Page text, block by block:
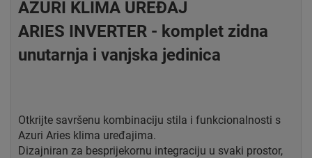
AZURI KLIMA UREĐAJ
ARIES INVERTER - komplet zidna
unutarnja i vanjska jedinica
Otkrijte savršenu kombinaciju stila i funkcionalnosti s
Azuri Aries klima uređajima.
Dizajniran za besprijekornu integraciju u svaki prostor,